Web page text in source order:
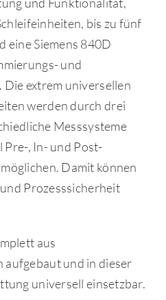
bis zu fünf
eine Siemens 840D
und
extrem universellen
werden durch drei
Messsysteme
, In- und Post-
Damit können
Prozesssicherheit
aus
aufgebaut und in dieser
universell einsetzbar.